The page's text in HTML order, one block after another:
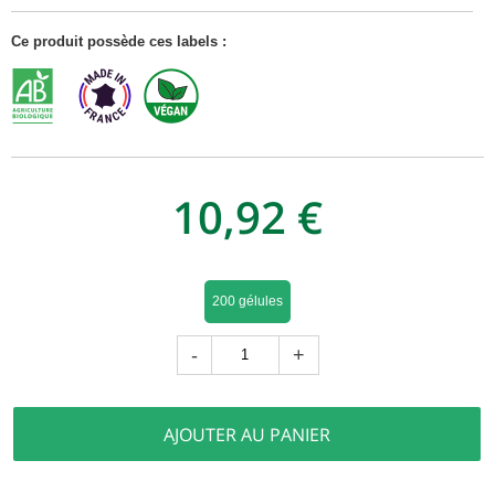
Ce produit possède ces labels :
10,92 €
200 gélules
- +
AJOUTER AU PANIER